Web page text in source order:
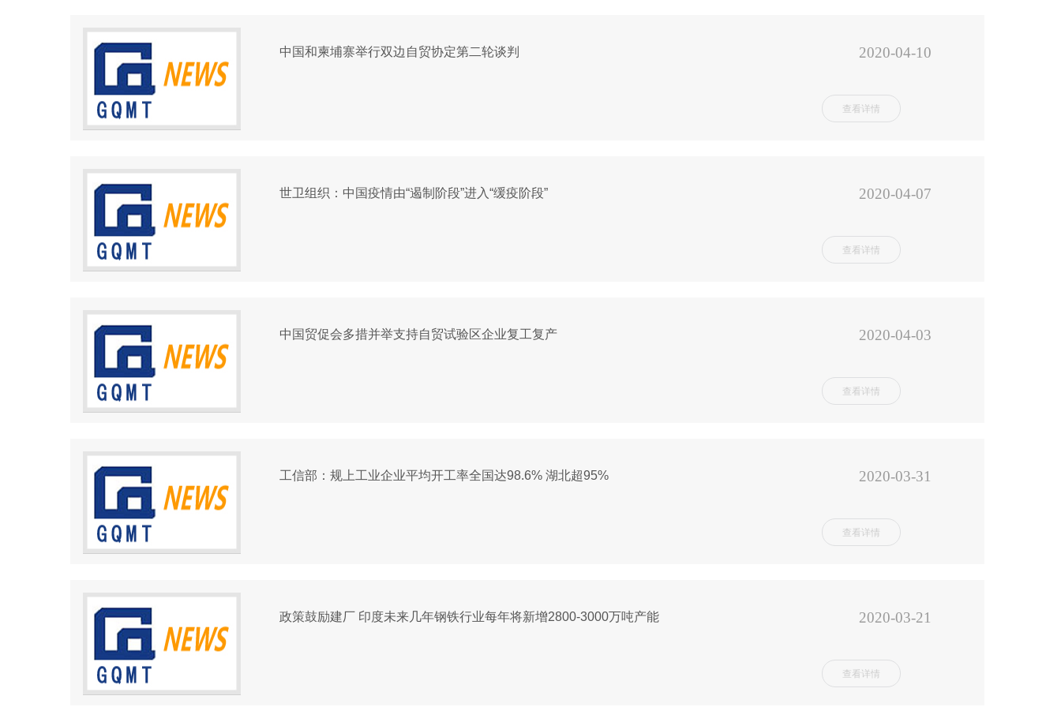
中国和柬埔寨举行双边自贸协定第二轮谈判 2020-04-10
查看详情
世卫组织：中国疫情由“遏制阶段”进入“缓疫阶段” 2020-04-07
查看详情
中国贸促会多措并举支持自贸试验区企业复工复产 2020-04-03
查看详情
工信部：规上工业企业平均开工率全国达98.6% 湖北超95% 2020-03-31
查看详情
政策鼓励建厂 印度未来几年钢铁行业每年将新增2800-3000万吨产能 2020-03-21
查看详情